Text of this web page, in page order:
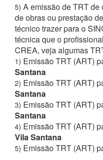
5) A emissão de TRT de
de obras ou prestação
técnico trazer para o
técnica que o
CREA, veja algumas
1) Emissão TRT (ART)
Santana
2) Emissão TRT (ART)
Santana
3) Emissão TRT (ART)
Santana
4) Emissão TRT (ART)
Vila Santana
5) Emissão TRT (ART)